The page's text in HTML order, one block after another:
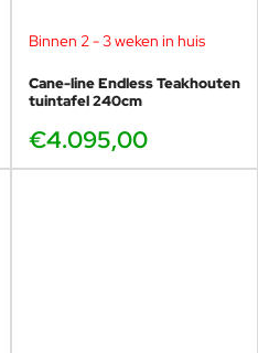
Binnen 2 - 3 weken in huis
Cane-line Endless Teakhouten
tuintafel 240cm
€4.095,00